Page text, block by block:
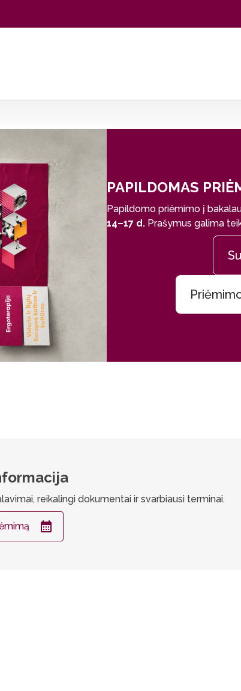
PAPILDOMAS
Papildomo priėmimo į
14–17 d. Prašymus galima
reikalingi dokumentai ir svarbiausi terminai.